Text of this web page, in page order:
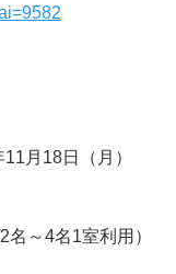
月18日（月）
～4名1室利用）